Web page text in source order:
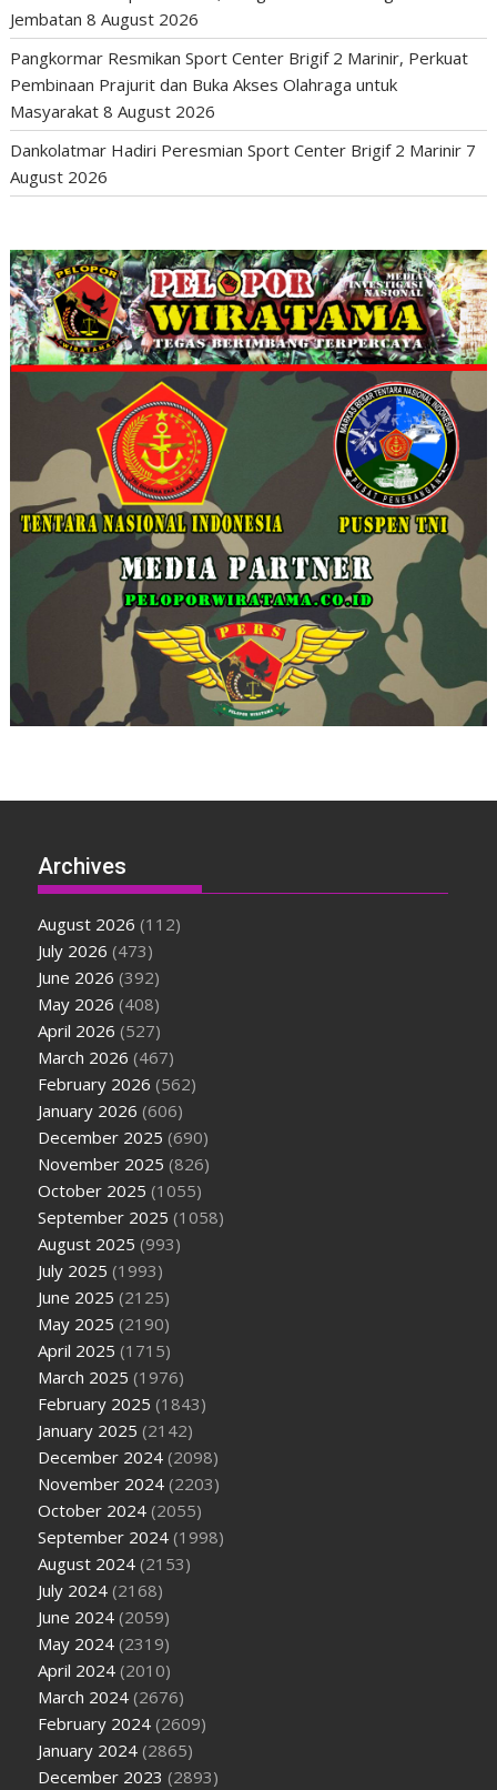
Jembatan 8 August 2026
Pangkormar Resmikan Sport Center Brigif 2 Marinir, Perkuat
Pembinaan Prajurit dan Buka Akses Olahraga untuk
Masyarakat 8 August 2026
Dankolatmar Hadiri Peresmian Sport Center Brigif 2 Marinir 7
August 2026
Archives
August 2026 (112)
July 2026 (473)
June 2026 (392)
May 2026 (408)
April 2026 (527)
March 2026 (467)
February 2026 (562)
January 2026 (606)
December 2025 (690)
November 2025 (826)
October 2025 (1055)
September 2025 (1058)
August 2025 (993)
July 2025 (1993)
June 2025 (2125)
May 2025 (2190)
April 2025 (1715)
March 2025 (1976)
February 2025 (1843)
January 2025 (2142)
December 2024 (2098)
November 2024 (2203)
October 2024 (2055)
September 2024 (1998)
August 2024 (2153)
July 2024 (2168)
June 2024 (2059)
May 2024 (2319)
April 2024 (2010)
March 2024 (2676)
February 2024 (2609)
January 2024 (2865)
December 2023 (2893)